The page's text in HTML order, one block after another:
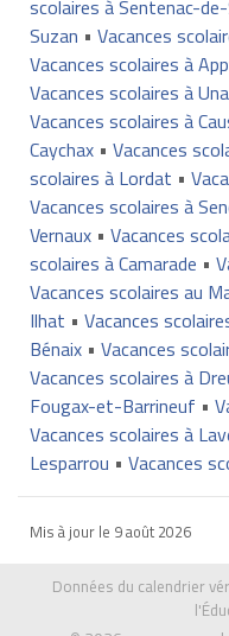
scolaires à Sentenac-
Suzan • Vacances
Vacances scolaires à
Vacances scolaires à
Vacances scolaires à
Caychax• Vacances
scolaires à Lordat •
Vacances scolaires à
Vernaux• Vacances
scolaires à Camarade •
Vacances scolaires au
Ilhat • Vacances
Bénaix• Vacances
Vacances scolaires à
Fougax-et-Barrineuf •
Vacances scolaires à
Lesparrou • Vacances
Mis à jour le 9 août 2026
Données du calendrier